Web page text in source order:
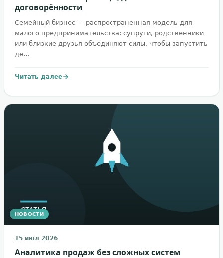
договорённости
Семейный бизнес — распространённая модель для
малого предпринимательства: супруги, родственники
или близкие друзья объединяют силы, чтобы запустить
де…
Читать далее
НОВОСТИ
15 июл 2026
Аналитика продаж без сложных систем